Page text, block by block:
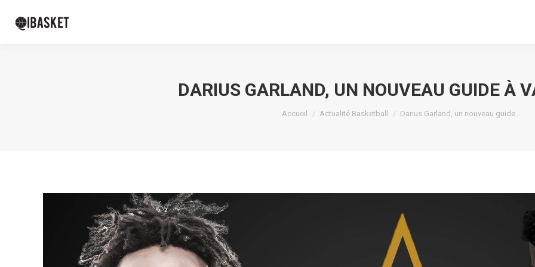
DARIUS GARLAND, UN NOUVEAU GUIDE À
Vous êtes ici :
Accueil Actualité Basketball Darius Garland, un nouveau guide…